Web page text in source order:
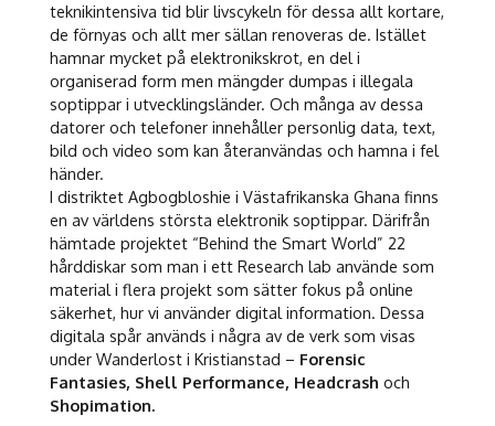
teknikintensiva tid blir livscykeln för dessa allt kortare,
de förnyas och allt mer sällan renoveras de. Istället
hamnar mycket på elektronikskrot, en del i
organiserad form men mängder dumpas i illegala
soptippar i utvecklingsländer. Och många av dessa
datorer och telefoner innehåller personlig data, text,
bild och video som kan återanvändas och hamna i fel
händer.
I distriktet Agbogbloshie i Västafrikanska Ghana finns
en av världens största elektronik soptippar. Därifrån
hämtade projektet “Behind the Smart World” 22
hårddiskar som man i ett Research lab använde som
material i flera projekt som sätter fokus på online
säkerhet, hur vi använder digital information. Dessa
digitala spår används i några av de verk som visas
under Wanderlost i Kristianstad – Forensic
Fantasies, Shell Performance, Headcrash och
Shopimation.